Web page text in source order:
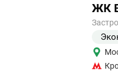
на
объект
ЖК